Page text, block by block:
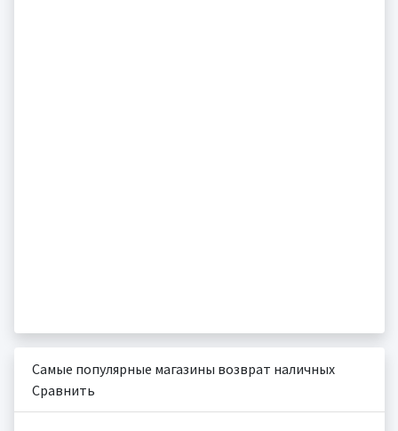
Самые популярные магазины возврат наличных
Сравнить